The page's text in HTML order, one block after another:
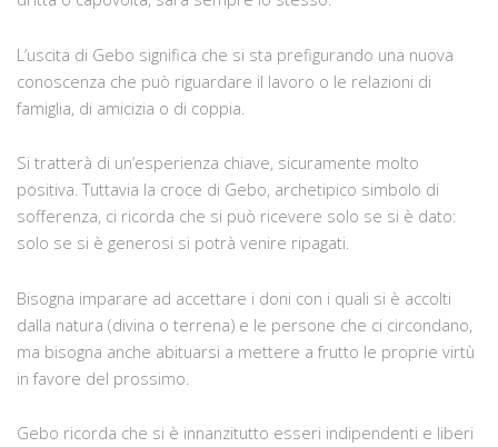
L’uscita di Gebo significa che si sta prefigurando una nuova
conoscenza che può riguardare il lavoro o le relazioni di
famiglia, di amicizia o di coppia.
Si tratterà di un’esperienza chiave, sicuramente molto
positiva. Tuttavia la croce di Gebo, archetipico simbolo di
sofferenza, ci ricorda che si può ricevere solo se si è dato:
solo se si è generosi si potrà venire ripagati.
Bisogna imparare ad accettare i doni con i quali si è accolti
dalla natura (divina o terrena) e le persone che ci circondano,
ma bisogna anche abituarsi a mettere a frutto le proprie virtù
in favore del prossimo.
Gebo ricorda che si è innanzitutto esseri indipendenti e liberi